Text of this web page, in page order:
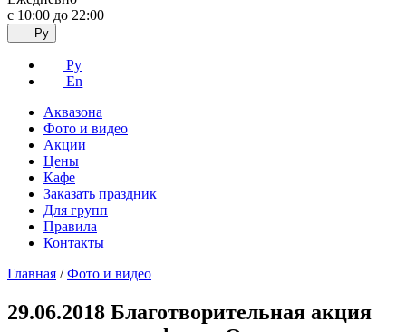
с 10:00 до 22:00
Ру
Ру
En
Аквазона
Фото и видео
Акции
Цены
Кафе
Заказать праздник
Для групп
Правила
Контакты
Главная /Фото и видео
29.06.2018 Благотворительная акция